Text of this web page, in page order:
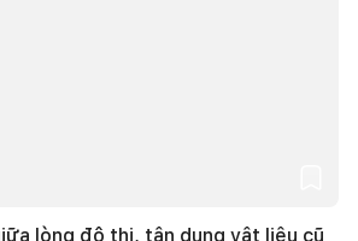
lòng đô thị, tận dụng vật liệu cũ